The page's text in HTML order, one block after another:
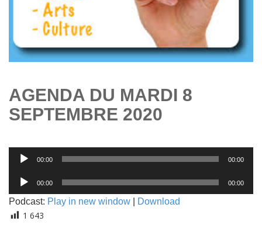
AGENDA DU MARDI 8
SEPTEMBRE 2020
Lecteur
audio
00:00 00:00
Lecteur
audio
00:00 00:00
Podcast: Play in new window Download
1 643